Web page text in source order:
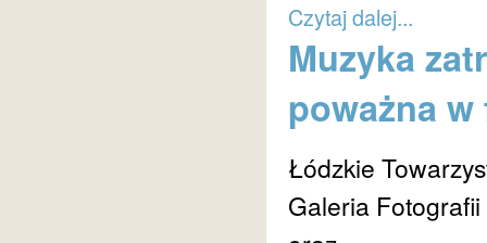
Czytaj dalej...
Muzyka
poważna
Łódzkie
Galeria